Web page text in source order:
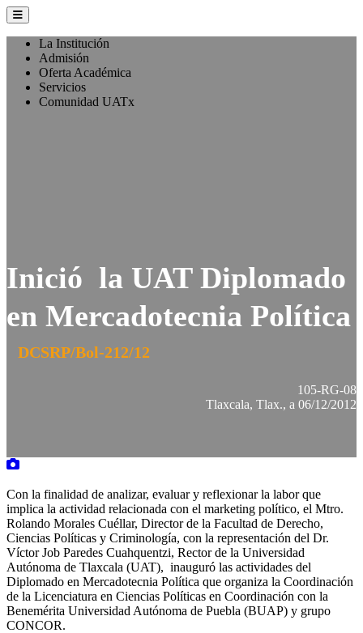
La Institución
Admisión
Oferta Académica
Servicios
Comunidad UATx
Inició la UAT Diplomado
en Mercadotecnia Política
DCSRP/Bol-212/12
105-RG-08
Tlaxcala, Tlax., a 06/12/2012
Con la finalidad de analizar, evaluar y reflexionar la labor que
implica la actividad relacionada con el marketing político, el Mtro.
Rolando Morales Cuéllar, Director de la Facultad de Derecho,
Ciencias Políticas y Criminología, con la representación del Dr.
Víctor Job Paredes Cuahquentzi, Rector de la Universidad
Autónoma de Tlaxcala (UAT), inauguró las actividades del
Diplomado en Mercadotecnia Política que organiza la Coordinación
de la Licenciatura en Ciencias Políticas en Coordinación con la
Benemérita Universidad Autónoma de Puebla (BUAP) y grupo
CONCOR.